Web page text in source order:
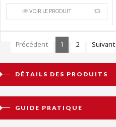
DÉTAILS DES PRODUITS
GUIDE PRATIQUE
VOIR LE PRODUIT
Précédent 1 2 Suivant